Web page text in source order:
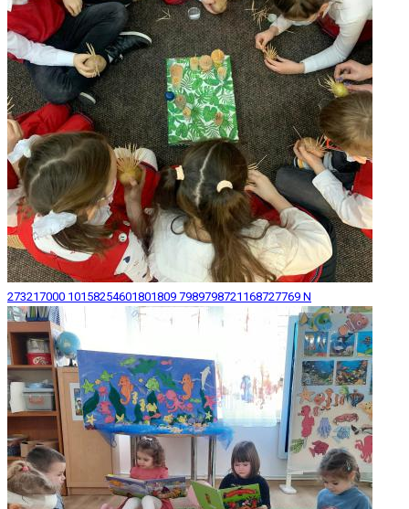
273217000 10158254601801809 7989798721168727769 N